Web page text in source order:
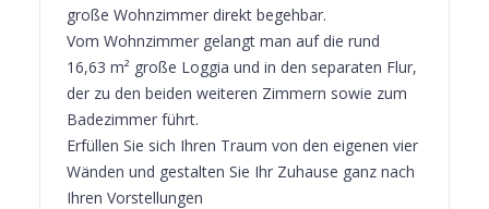
große Wohnzimmer direkt begehbar.
Vom Wohnzimmer gelangt man auf die rund
16,63 m² große Loggia und in den separaten Flur,
der zu den beiden weiteren Zimmern sowie zum
Badezimmer führt.
Erfüllen Sie sich Ihren Traum von den eigenen vier
Wänden und gestalten Sie Ihr Zuhause ganz nach
Ihren Vorstellungen